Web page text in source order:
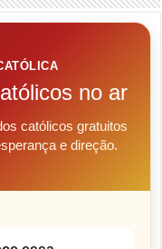
no ar
católicos gratuitos
e direção.